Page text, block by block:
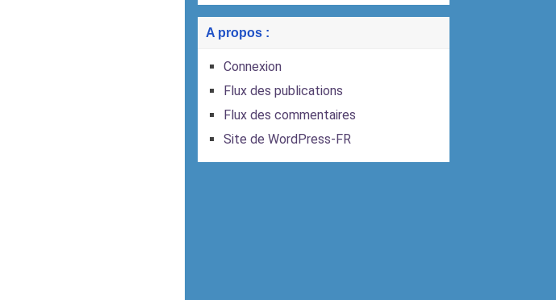
A propos :
Connexion
Flux des publications
Flux des commentaires
Site de WordPress-FR